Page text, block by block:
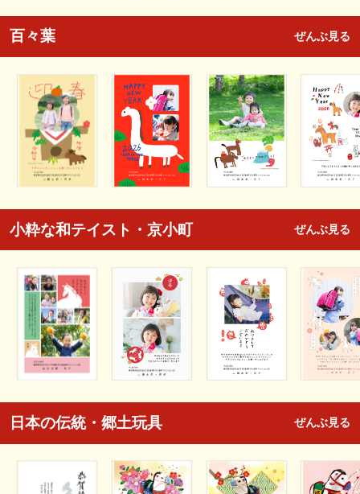
百々葉 ぜんぶ見る
小粋な和テイスト・京小町 ぜんぶ見る
日本の伝統・郷土玩具 ぜんぶ見る